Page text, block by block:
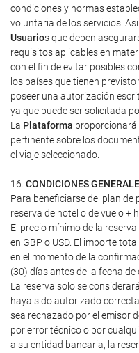
condiciones y normas
voluntaria de los servicios.
Usuarios que deben
requisitos aplicables en
con el fin de evitar posibles
los países que tienen
poseer una autorización
ya que puede ser solicitada
La Plataforma proporcionará
pertinente sobre los
el viaje seleccionado.
16. CONDICIONES
Para beneficiarse del plan de
reserva de hotel o de vuelo +
El precio mínimo de la
en GBP o USD. El importe
en el momento de la
(30) días antes de la fecha de
La reserva solo se
haya sido autorizado
sea rechazado por el emisor
por error técnico o por
a su entidad bancaria, la